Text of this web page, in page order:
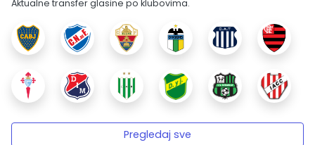
Aktualne transfer glasine po klubovima.
Pregledaj sve